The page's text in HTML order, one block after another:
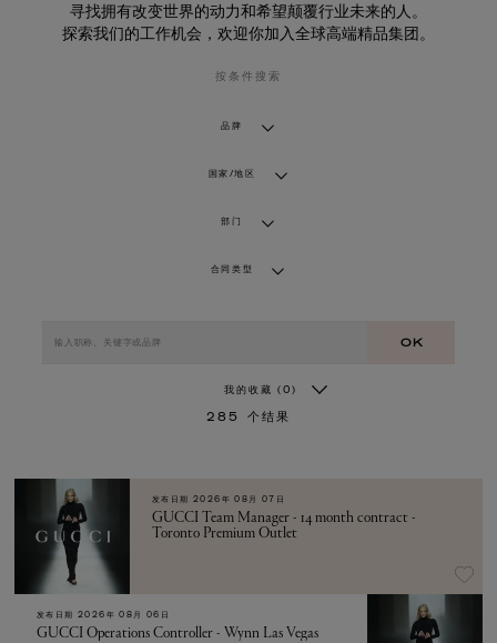
FINANCE
加入我们
寻找拥有改变世界的动力和希望颠覆行业未来的人。
探索我们的工作机会，欢迎你加入全球高端精品集团。
按条件搜索
品牌
国家/地区
部门
合同类型
OK
我的收藏 (0)
285 个结果
发布日期 2026年 08月 07日
GUCCI Team Manager - 14 month contract -
Toronto Premium Outlet
发布日期 2026年 08月 06日
GUCCI Operations Controller - Wynn Las Vegas